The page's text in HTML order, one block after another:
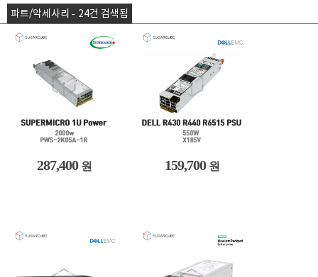
파트/악세사리 - 24건 검색됨
287,400 원 159,700 원